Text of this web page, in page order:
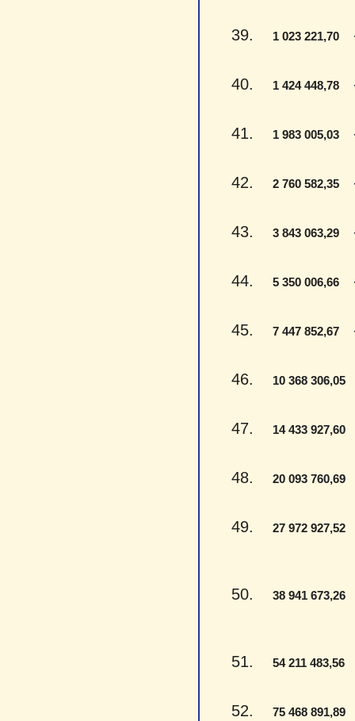
39. 1 023 221,70
40. 1 424 448,78
41. 1 983 005,03
42. 2 760 582,35
43. 3 843 063,29
44. 5 350 006,66
45. 7 447 852,67
46. 10 368 306,05
47. 14 433 927,60
48. 20 093 760,69
49. 27 972 927,52
50. 38 941 673,26
51. 54 211 483,56
52. 75 468 891,89